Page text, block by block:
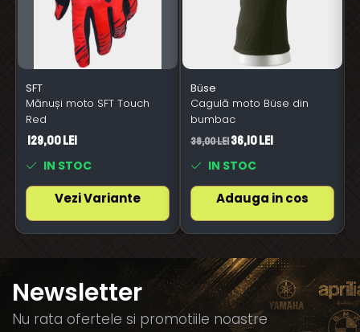
SFT
Mănuși moto SFT Touch
Red
129,00 Lei
IN STOC
Vezi Variante
Büse
Cagulă moto Büse din
bumbac
38,00 Lei36,10 Lei
IN STOC
Adauga in cos
Newsletter
Nu rata ofertele si promotiile noastre